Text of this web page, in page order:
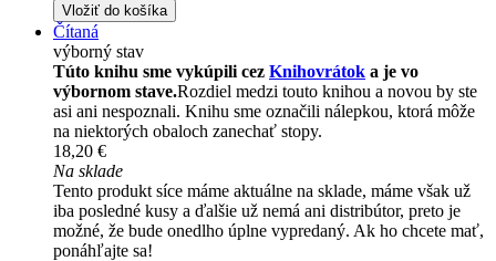
Vložiť do košíka
Čítaná
výborný stav
Túto knihu sme vykúpili cez Knihovrátok a je vo
výbornom stave.Rozdiel medzi touto knihou a novou by ste
asi ani nespoznali. Knihu sme označili nálepkou, ktorá môže
na niektorých obaloch zanechať stopy.
18,20 €
Na sklade
Tento produkt síce máme aktuálne na sklade, máme však už
iba posledné kusy a ďalšie už nemá ani distribútor, preto je
možné, že bude onedlho úplne vypredaný. Ak ho chcete mať,
ponáhľajte sa!